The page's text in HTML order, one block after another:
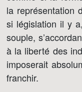
la représentation
si législation il y
souple,
à la liberté des
imposerait
franchir.